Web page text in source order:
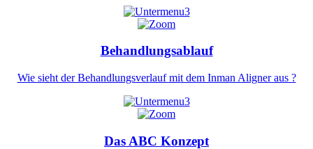
Behandlungsablauf
Wie sieht der Behandlungsverlauf mit dem Inman Aligner aus ?
Das ABC Konzept